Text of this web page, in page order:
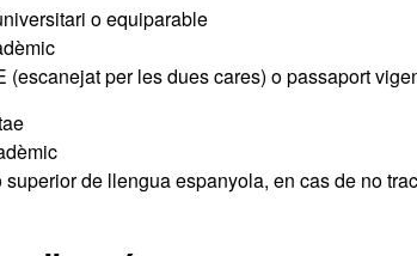
o equiparable
(escanejat per les dues cares) o passaport
superior de llengua espanyola, en cas de no